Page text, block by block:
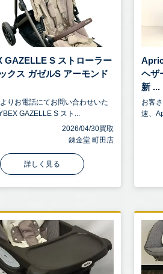
GAZELLE S ストローラー
クス ガゼルS アーモンド
りお電話にてお問い合わせいた
GAZELLE S スト...
2026/04/30買取
錬金堂 町田店
詳しく見る
ヘザ
新 ...
お客
速、